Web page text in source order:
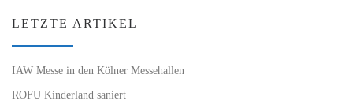
LETZTE ARTIKEL
IAW Messe in den Kölner Messehallen
ROFU Kinderland saniert